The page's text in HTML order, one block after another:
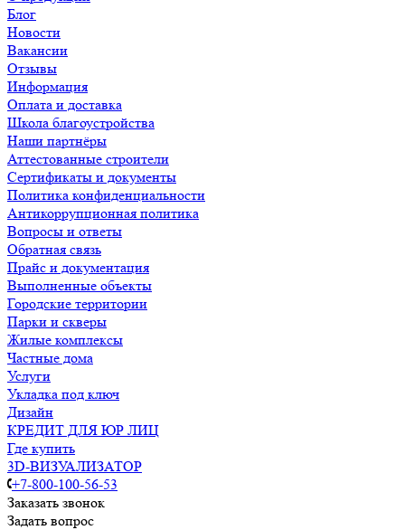
Блог
Новости
Вакансии
Отзывы
Информация
Оплата и доставка
Школа благоустройства
Наши партнёры
Аттестованные строители
Сертификаты и документы
Политика конфиденциальности
Антикоррупционная политика
Вопросы и ответы
Обратная связь
Прайс и документация
Выполненные объекты
Городские территории
Парки и скверы
Жилые комплексы
Частные дома
Услуги
Укладка под ключ
Дизайн
КРЕДИТ ДЛЯ ЮР ЛИЦ
Где купить
3D-ВИЗУАЛИЗАТОР
+7-800-100-56-53
Заказать звонок
Задать вопрос